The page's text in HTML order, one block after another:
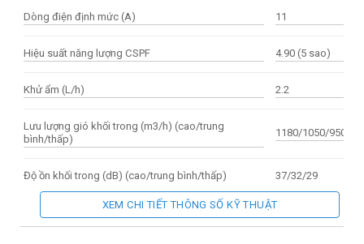
Dòng điện định mức (A) 11
Hiệu suất năng lượng CSPF 4.90 (5 sao)
Khử ẩm (L/h) 2.2
Lưu lượng gió khối trong (m3/h) (cao/trung
bình/thấp)
1180/1050/950
Độ ồn khối trong (dB) (cao/trung bình/thấp) 37/32/29
Độ ồn khối ngoài (dB)
XEM CHI TIẾT THÔNG SỐ KỸ THUẬT